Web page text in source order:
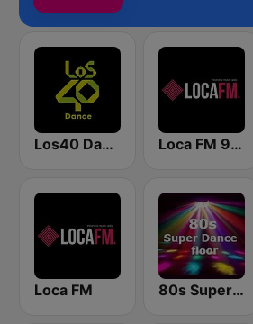
Los40 Dance Loca FM 90's
Loca FM 80s Super Dance Floor